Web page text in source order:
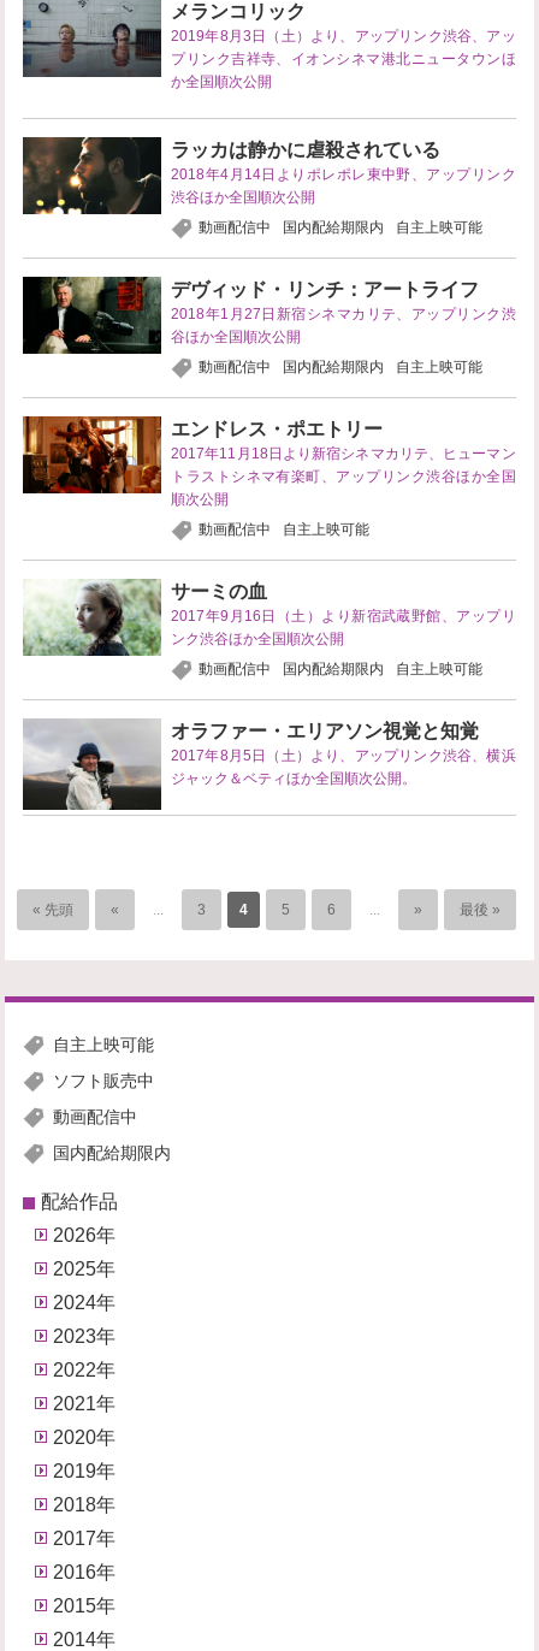
メランコリック
2019年8月3日（土）より、アップリンク渋谷、アッ
プリンク吉祥寺、イオンシネマ港北ニュータウンほ
か全国順次公開
ラッカは静かに虐殺されている
2018年4月14日よりポレポレ東中野、アップリンク
渋谷ほか全国順次公開
動画配信中
国内配給期限内 自主上映可能
デヴィッド・リンチ：アートライフ
2018年1月27日新宿シネマカリテ、アップリンク渋
谷ほか全国順次公開
動画配信中
国内配給期限内 自主上映可能
エンドレス・ポエトリー
2017年11月18日より新宿シネマカリテ、ヒューマン
トラストシネマ有楽町、アップリンク渋谷ほか全国
順次公開
動画配信中
自主上映可能
サーミの血
2017年9月16日（土）より新宿武蔵野館、アップリ
ンク渋谷ほか全国順次公開
動画配信中
国内配給期限内 自主上映可能
オラファー・エリアソン視覚と知覚
2017年8月5日（土）より、アップリンク渋谷、横浜
ジャック＆ベティほか全国順次公開。
« 先頭 « ... 3 4 5 6 ... » 最後 »
自主上映可能
ソフト販売中
動画配信中
国内配給期限内
配給作品
2026年
2025年
2024年
2023年
2022年
2021年
2020年
2019年
2018年
2017年
2016年
2015年
2014年